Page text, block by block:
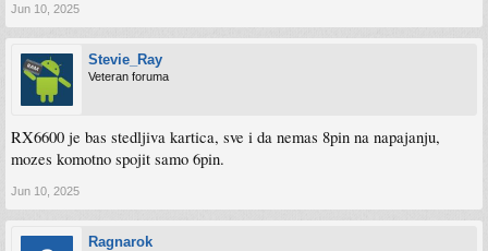
Jun 10, 2025
Stevie_Ray
Veteran foruma
RX6600 je bas stedljiva kartica, sve i da nemas 8pin na napajanju,
mozes komotno spojit samo 6pin.
Jun 10, 2025
Ragnarok